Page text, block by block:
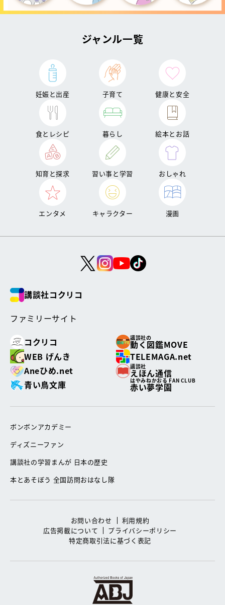
ジャンル一覧
妊娠と出産 子育て 健康と安全
食とレシピ 暮らし 絵本とお話
知育と探求 習い事と学習 おしゃれ
エンタメ キャラクター 漫画
講談社コクリコ
ファミリーサイト
コクリコ
講談社の
動く図鑑MOVE
WEB げんき
TELEMAGA.net
Aneひめ.net
講談社
えほん通信
青い鳥文庫
はやみねかおる FAN CLUB
赤い夢学園
ボンボンアカデミー
ディズニーファン
講談社の学習まんが 日本の歴史
本とあそぼう 全国訪問おはなし隊
お問い合わせ
利用規約
広告掲載について
プライバシーポリシー
特定商取引法に基づく表記